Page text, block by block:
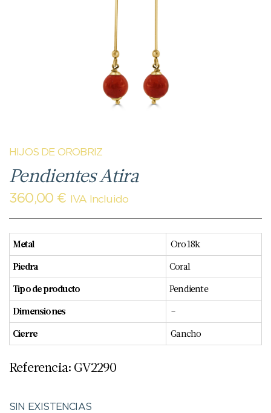
HIJOS DE OROBRIZ
Pendientes Atira
360,00 € IVA Incluido
Metal
Oro 18k
Piedra
Coral
Tipo de producto
Pendiente
Dimensiones
–
Cierre
Gancho
Referencia: GV2290
SIN EXISTENCIAS